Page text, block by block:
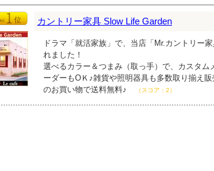
カントリー家具 Slow Life Garden
ドラマ「就活家族」で、当店「Mr.カントリー
れました！
選べるカラー＆つまみ（取っ手）で、カスタム
ーダーもOＫ♪雑貨や照明器具も多数取り揃え
のお買い物で送料無料♪
（スコア：2）